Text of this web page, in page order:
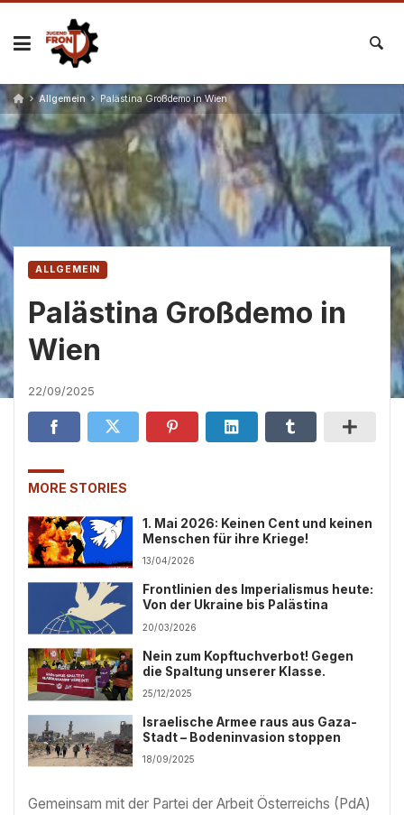
Skip
content
Allgemein Palästina Großdemo in Wien
ALLGEMEIN
Palästina Großdemo in
Wien
22/09/2025
MORE STORIES
1. Mai 2026: Keinen Cent und keinen
Menschen für ihre Kriege!
13/04/2026
Frontlinien des Imperialismus heute:
Von der Ukraine bis Palästina
20/03/2026
Nein zum Kopftuchverbot! Gegen
die Spaltung unserer Klasse.
25/12/2025
Israelische Armee raus aus Gaza-
Stadt – Bodeninvasion stoppen
18/09/2025
Gemeinsam mit der Partei der Arbeit Österreichs (PdA)